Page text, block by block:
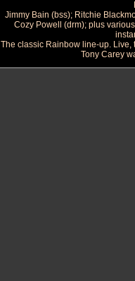
Jimmy Bain (bss); Ritchie
Cozy Powell (drm); plus
The classic Rainbow line-up.
Tony Carey